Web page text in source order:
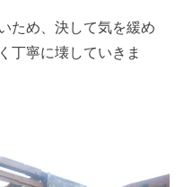
ため、決して気を緩め
丁寧に壊していきま